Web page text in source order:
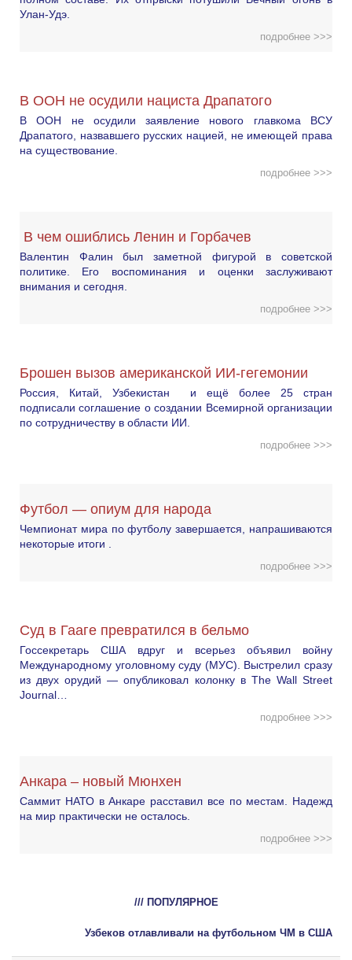
Улан-Удэ.
подробнее >>>
В ООН не осудили нациста Драпатого
В ООН не осудили заявление нового главкома ВСУ
Драпатого, назвавшего русских нацией, не имеющей права
на существование.
подробнее >>>
В чем ошиблись Ленин и Горбачев
Валентин Фалин был заметной фигурой в советской
политике. Его воспоминания и оценки заслуживают
внимания и сегодня.
подробнее >>>
Брошен вызов американской ИИ-гегемонии
Россия, Китай, Узбекистан и ещё более 25 стран
подписали соглашение о создании Всемирной организации
по сотрудничеству в области ИИ.
подробнее >>>
Футбол — опиум для народа
Чемпионат мира по футболу завершается, напрашиваются
некоторые итоги .
подробнее >>>
Суд в Гааге превратился в бельмо
Госсекретарь США вдруг и всерьез объявил войну
Международному уголовному суду (МУС). Выстрелил сразу
из двух орудий — опубликовал колонку в The Wall Street
Journal…
подробнее >>>
Анкара – новый Мюнхен
Саммит НАТО в Анкаре расставил все по местам. Надежд
на мир практически не осталось.
подробнее >>>
/// ПОПУЛЯРНОЕ
Узбеков отлавливали на футбольном ЧМ в США